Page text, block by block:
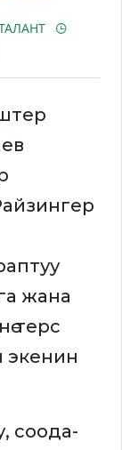
жана
терс
экенин
соода-